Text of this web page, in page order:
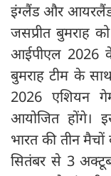
इंग्लैंड और आयरलैंड
जसप्रीत बुमराह
आईपीएल 2026
बुमराह टीम के
2026 एशियन
आयोजित होंगे।
भारत की तीन
सितंबर से 3